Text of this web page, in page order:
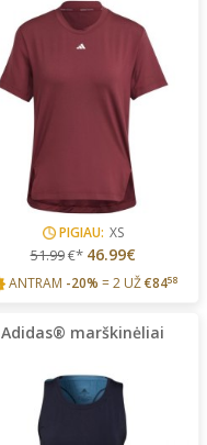
PIGIAU: XS
51.99€* 46.99€
ANTRAM -20% = 2 UŽ€8458
Adidas® marškinėliai